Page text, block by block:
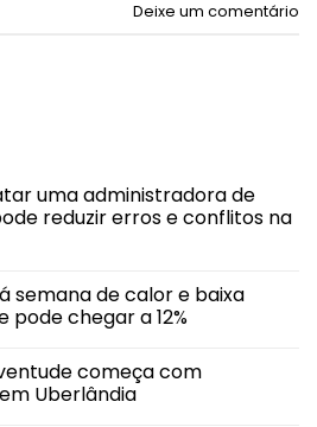
uma administradora de
reduzir erros e conflitos na
semana de calor e baixa
pode chegar a 12%
começa com
Uberlândia
Deixe um comentário